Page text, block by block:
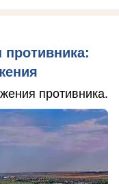
противника.